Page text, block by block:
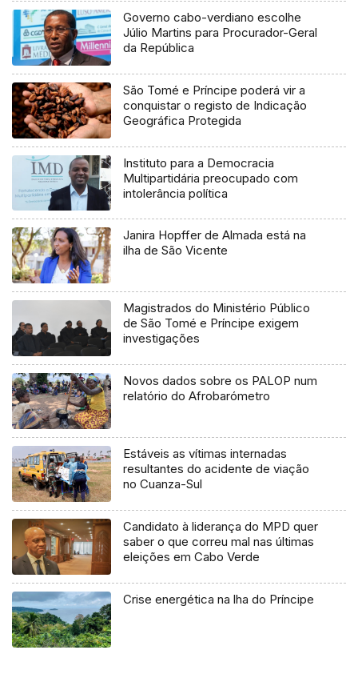
Governo cabo-verdiano escolhe
Júlio Martins para Procurador-Geral
da República
São Tomé e Príncipe poderá vir a
conquistar o registo de Indicação
Geográfica Protegida
Instituto para a Democracia
Multipartidária preocupado com
intolerância política
Janira Hopffer de Almada está na
ilha de São Vicente
Magistrados do Ministério Público
de São Tomé e Príncipe exigem
investigações
Novos dados sobre os PALOP num
relatório do Afrobarómetro
Estáveis as vítimas internadas
resultantes do acidente de viação
no Cuanza-Sul
Candidato à liderança do MPD quer
saber o que correu mal nas últimas
eleições em Cabo Verde
Crise energética na lha do Príncipe